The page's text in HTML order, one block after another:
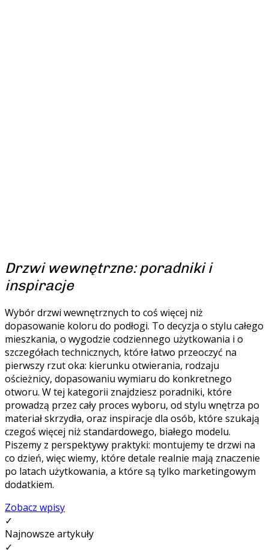
Drzwi wewnętrzne: poradniki i
inspiracje
Wybór drzwi wewnętrznych to coś więcej niż
dopasowanie koloru do podłogi. To decyzja o stylu całego
mieszkania, o wygodzie codziennego użytkowania i o
szczegółach technicznych, które łatwo przeoczyć na
pierwszy rzut oka: kierunku otwierania, rodzaju
ościeżnicy, dopasowaniu wymiaru do konkretnego
otworu. W tej kategorii znajdziesz poradniki, które
prowadzą przez cały proces wyboru, od stylu wnętrza po
materiał skrzydła, oraz inspiracje dla osób, które szukają
czegoś więcej niż standardowego, białego modelu.
Piszemy z perspektywy praktyki: montujemy te drzwi na
co dzień, więc wiemy, które detale realnie mają znaczenie
po latach użytkowania, a które są tylko marketingowym
dodatkiem.
Zobacz wpisy
✓
Najnowsze artykuły
✓